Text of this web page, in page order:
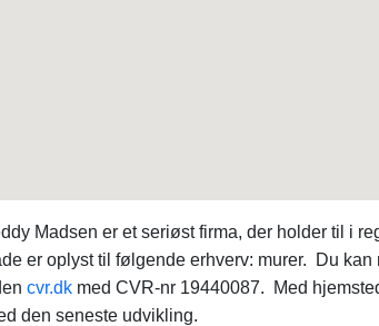
Madsen er et seriøst firma, der holder til
er oplyst til følgende erhverv: murer. Du
cvr.dk med CVR-nr 19440087. Med
den seneste udvikling.